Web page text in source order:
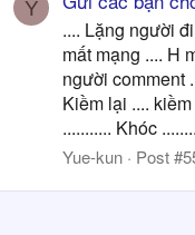
Y
.... Lặng người
mất mạng .... H
người comment
Kiềm lại ....
........... Khóc
Yue-kun Post